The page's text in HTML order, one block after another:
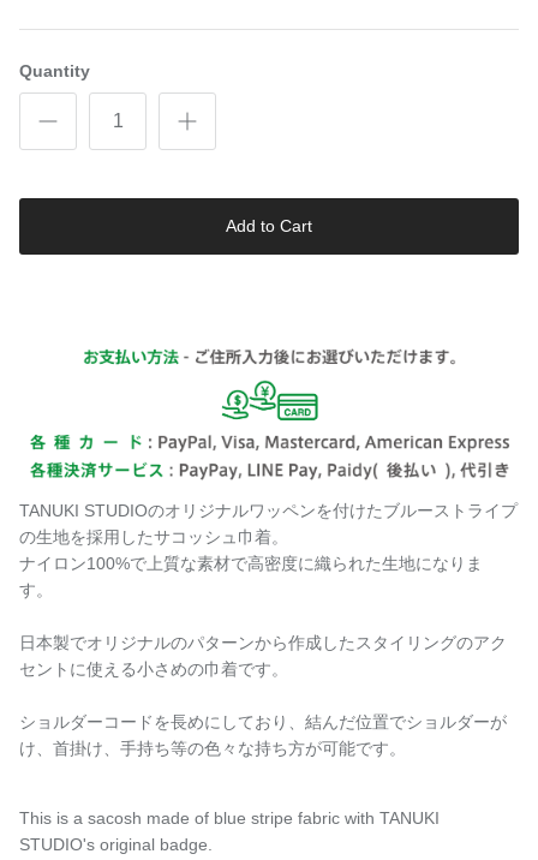
Quantity
Add to Cart
TANUKI STUDIOのオリジナルワッペンを付けたブルーストライプ
の生地を採用したサコッシュ巾着。
ナイロン100%で上質な素材で高密度に織られた生地になりま
す。
日本製でオリジナルのパターンから作成したスタイリングのアク
セントに使える小さめの巾着です。
ショルダーコードを長めにしており、結んだ位置でショルダーが
け、首掛け、手持ち等の色々な持ち方が可能です。
This is a sacosh made of blue stripe fabric with TANUKI
STUDIO's original badge.